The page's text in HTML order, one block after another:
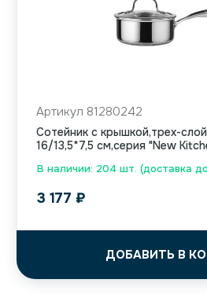
В наличии: 204 шт. (доставка
Артикул 81280242
Сотейник с крышкой,трех-
16/13,5*7,5 см,серия "New
3 177 ₽
ДОБАВИТЬ В